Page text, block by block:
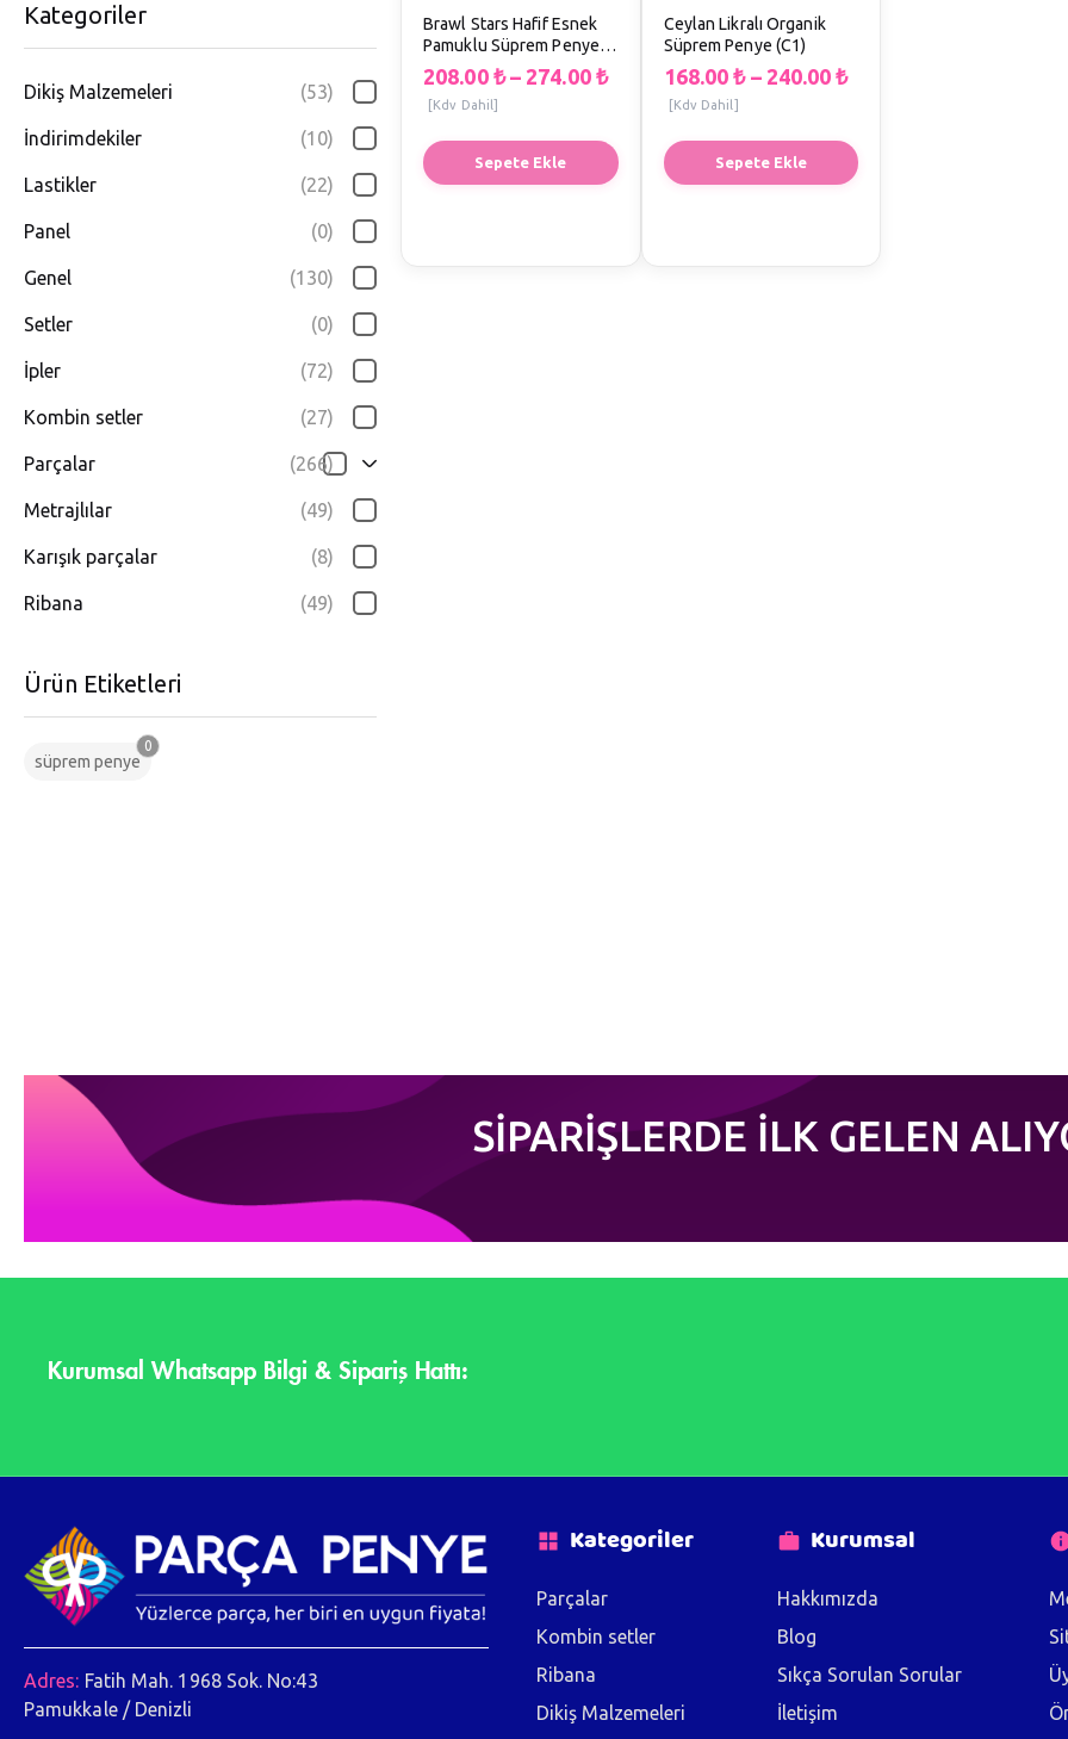
Kategoriler
Dikiş Malzemeleri (53)
İndirimdekiler (10)
Lastikler (22)
Panel (0)
Genel (130)
Setler (0)
İpler (72)
Kombin setler (27)
Parçalar (266)
Metrajlılar (49)
Karışık parçalar (8)
Ribana (49)
Ürün Etiketleri
0
süprem penye
Sepete Ekle
Brawl Stars Hafif Esnek
Pamuklu Süprem Penye
(Ölçüler EnxBoy) (Ğ1)
208.00 ₺ – 274.00 ₺
[Kdv Dahil]
Sepete Ekle
Ceylan Likralı Organik
Süprem Penye (C1)
168.00₺ – 240.00₺
[Kdv Dahil]
SİPARİŞLERDE İLK GELEN
Kurumsal Whatsapp Bilgi & Sipariş Hattı:
Adres: Fatih Mah. 1968 Sok. No:43
Pamukkale / Denizli
Kategoriler
Parçalar
Kombin setler
Ribana
Dikiş Malzemeleri
Kurumsal
Hakkımızda
Blog
Sıkça Sorulan Sorular
İletişim